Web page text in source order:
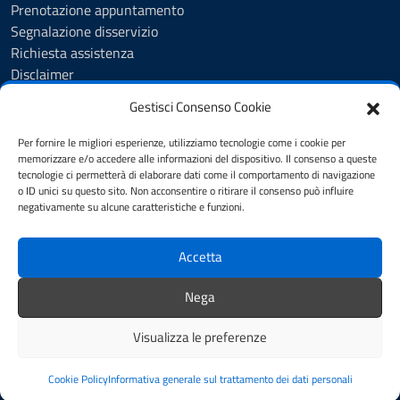
Gestisci Consenso Cookie
Per fornire le migliori esperienze, utilizziamo tecnologie come i cookie per
memorizzare e/o accedere alle informazioni del dispositivo. Il consenso a queste
tecnologie ci permetterà di elaborare dati come il comportamento di navigazione
o ID unici su questo sito. Non acconsentire o ritirare il consenso può influire
negativamente su alcune caratteristiche e funzioni.
Accetta
Nega
Visualizza le preferenze
Cookie PolicyInformativa generale sul trattamento dei dati personali
Prenotazione appuntamento
Segnalazione disservizio
Richiesta assistenza
Disclaimer
Cookie Policy
Informativa privacy
Dichiarazione di accessibilità
Note legali
SEGUICI SU
YouTube Facebook
Mappa del sito Accesso Riservato Credits